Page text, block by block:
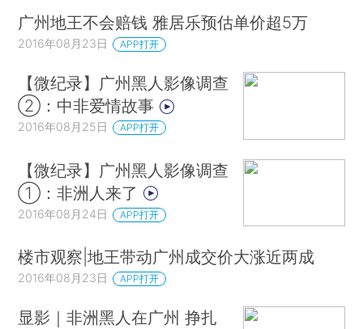
广州地王不会赔钱 雅居乐预估单价超5万
2016年08月23日 APP打开
【微纪录】广州黑人影像调查
②：中非爱情故事
2016年08月25日 APP打开
【微纪录】广州黑人影像调查
①：非洲人来了
2016年08月24日 APP打开
楼市观察|地王带动广州成交价大涨近两成
2016年08月23日 APP打开
显影｜非洲黑人在广州 挣扎